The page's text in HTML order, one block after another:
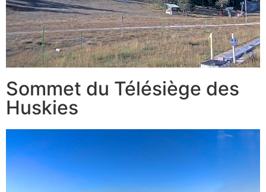
Sommet du Télésiège des
Huskies